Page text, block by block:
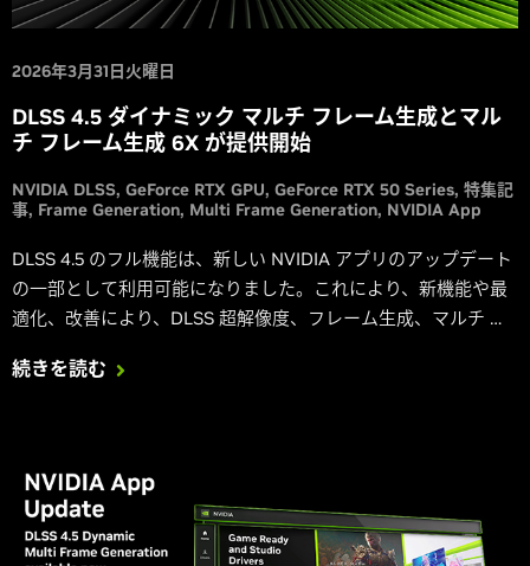
2026年3月31日火曜日
DLSS 4.5 ダイナミック マルチ フレーム生成とマル
チ フレーム生成 6X が提供開始
NVIDIA DLSS GeForce RTX GPU GeForce RTX 50 Series 特集記
事 Frame Generation Multi Frame Generation NVIDIA App
DLSS 4.5 のフル機能は、新しい NVIDIA アプリのアップデート
の一部として利用可能になりました。これにより、新機能や最
適化、改善により、DLSS 超解像度、フレーム生成、マルチ フ
続きを読む